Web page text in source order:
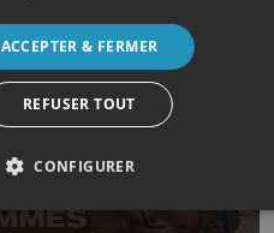
ACCEPTER & FERMER
REFUSER TOUT
CONFIGURER